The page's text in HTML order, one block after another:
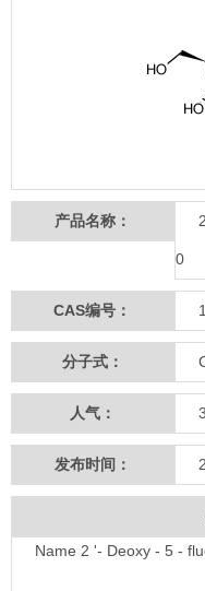
产品名称：
0
CAS编号：
分子式：
人气：
发布时间：
Name 2 '- Deoxy - 5 -